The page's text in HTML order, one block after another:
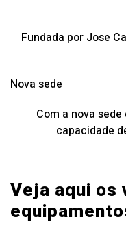
Fundada por Jose
Nova sede
Com a nova
capacidade
Veja aqui os